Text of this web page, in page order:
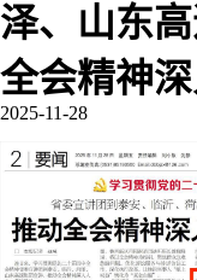
泽、山东
全会精神
2025-11-28